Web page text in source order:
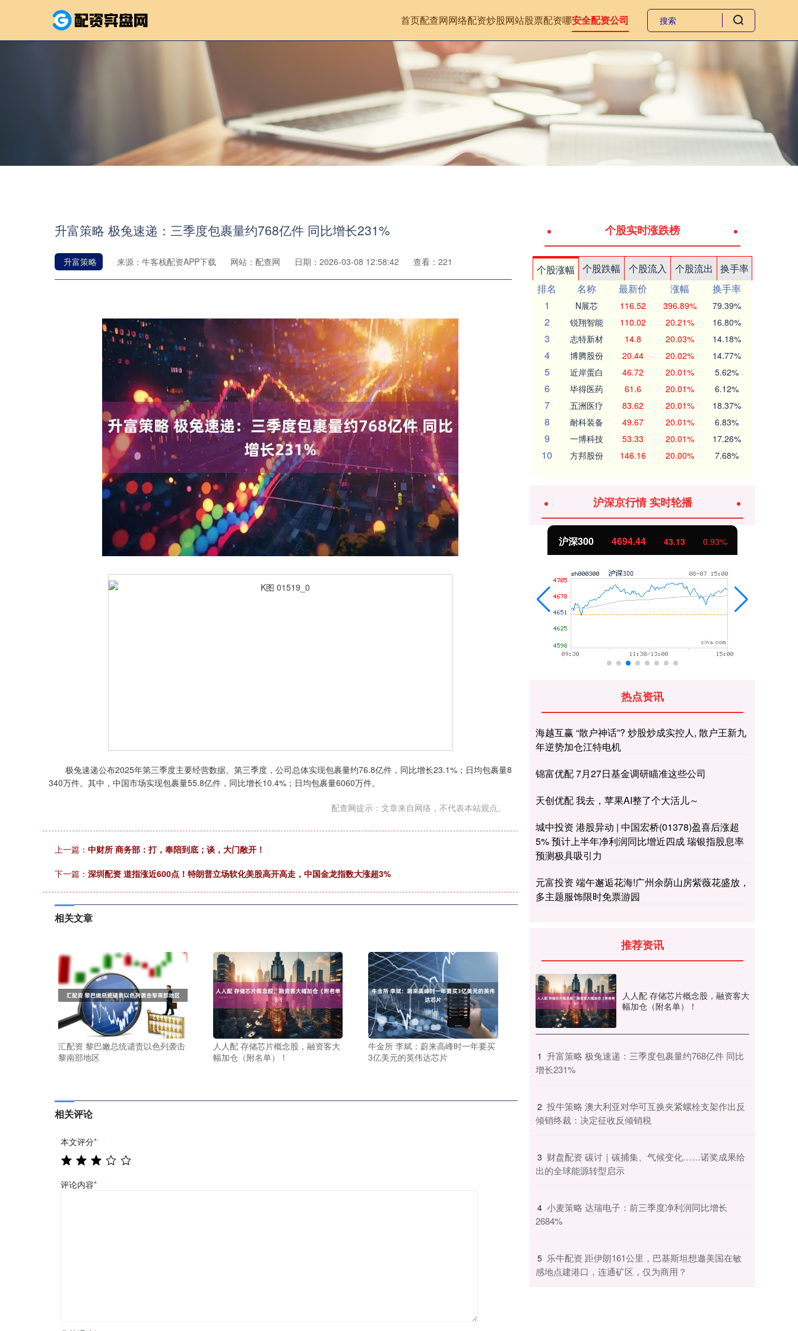
首页配查网网络配资炒股网站股票配资哪安全配资公司
升富策略 极兔速递：三季度包裹量约768亿件 同比增长231%
升富策略 来源：牛客栈配资APP下载 网站：配查网 日期：2026-03-08 12:58:42 查看：221
极兔速递公布2025年第三季度主要经营数据。第三季度，公司总体实现包裹量约76.8亿件，同比增长23.1%；日均包裹量8
340万件。其中，中国市场实现包裹量55.8亿件，同比增长10.4%；日均包裹量6060万件。
配查网提示：文章来自网络，不代表本站观点。
上一篇： 中财所 商务部：打，奉陪到底；谈，大门敞开！
下一篇： 深圳配资 道指涨近600点！特朗普立场软化美股高开高走，中国金龙指数大涨超3%
相关文章
汇配资 黎巴嫩总统谴责以色列袭击
黎南部地区
人人配 存储芯片概念股，融资客大
幅加仓（附名单）！
牛金所 李斌：蔚来高峰时一年要买
3亿美元的英伟达芯片
相关评论
本文评分*
评论内容*
个股实时涨跌榜
个股涨幅 个股跌幅 个股流入 个股流出
换手率
排名
名称 最新价 涨幅
换手率
1
N展芯 116.52 396.89% 79.39%
2 锐翔智能 110.02 20.21% 16.80%
3 志特新材 14.8 20.03% 14.18%
4 博腾股份 20.44 20.02% 14.77%
5 近岸蛋白 46.72 20.01% 5.62%
6 毕得医药 61.6 20.01% 6.12%
7 五洲医疗 83.62 20.01% 18.37%
8 耐科装备 49.67 20.01% 6.83%
9 一博科技 53.33 20.01% 17.26%
10 方邦股份 146.16 20.00% 7.68%
沪深京行情 实时轮播
深证成指 14311.01 200.89 1.42% 沪深300 4694.44 43.13 北证50 1134.24 11.37 1.01%
热点资讯
海越互赢 “散户神话”? 炒股炒成实控人, 散户王新九
年逆势加仓江特电机
锦富优配 7月27日基金调研瞄准这些公司
天创优配 我去，苹果AI整了个大活儿～
城中投资 港股异动 | 中国宏桥(01378)盈喜后涨超
5% 预计上半年净利润同比增近四成 瑞银指股息率
预测极具吸引力
元富投资 端午邂逅花海!广州余荫山房紫薇花盛放，
多主题服饰限时免票游园
推荐资讯
人人配 存储芯片概念股，融资客大
幅加仓（附名单）！
1 ​升富策略 极兔速递：三季度包裹量约768亿件 同比
增长231%
2 ​投牛策略 澳大利亚对华可互换夹紧螺栓支架作出反
倾销终裁：决定征收反倾销税
3 ​财盘配资 碳讨｜碳捕集、气候变化……诺奖成果给
出的全球能源转型启示
4 ​小麦策略 达瑞电子：前三季度净利润同比增长
2684%
5 ​乐牛配资 距伊朗161公里，巴基斯坦想邀美国在敏
感地点建港口，连通矿区，仅为商用？